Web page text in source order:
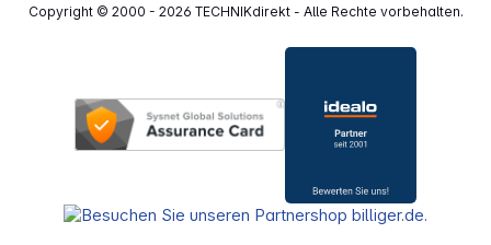
Copyright © 2000 - 2026 TECHNIKdirekt - Alle Rechte vorbehalten.